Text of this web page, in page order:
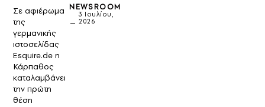
Σε αφιέρωμα
της
γερμανικής
ιστοσελίδας
Esquire.de η
Κάρπαθος
καταλαμβάνει
την πρώτη
θέση
NEWSROOM
3 Ιουλίου,
2026